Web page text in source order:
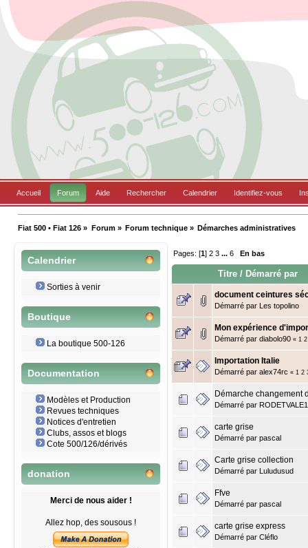
Accueil Forum Aide Rechercher Calendrier Identifiez-vous
Fiat 500 • Fiat 126 » Forum» Forum technique» Démarches administratives
Calendrier
Sorties à venir
Boutique
La boutique 500-126
Documentation
Modèles et Production
Revues techniques
Notices d'entretien
Clubs, assos et blogs
Cote 500/126/dérivés
donation
Merci de nous aider !
Allez hop, des sousous !
Pages: [1]2 3 ...6 En bas
Titre / Démarré par
document ceintures
Démarré par Les topolino
Mon expérience
Démarré par diabolo90 « 1 2
Importation Italie
Démarré par alex74rc « 1 2
Démarche changement
Démarré par
carte grise
Démarré par pascal
Carte grise collection
Démarré par Luludusud
Ffve
Démarré par pascal
carte grise express
Démarré par Cléflo